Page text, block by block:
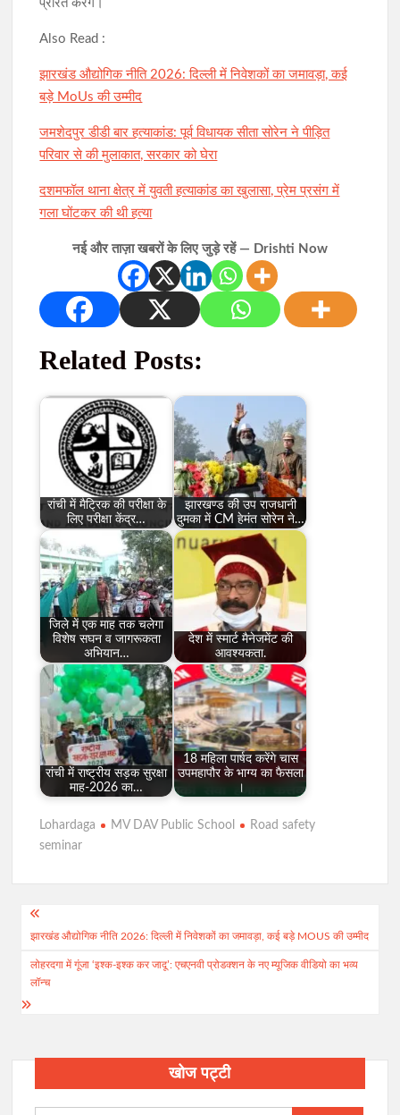
प्रेरित करेंगे।
Also Read :
झारखंड औद्योगिक नीति 2026: दिल्ली में निवेशकों का जमावड़ा, कई
बड़े MoUs की उम्मीद
जमशेदपुर डीडी बार हत्याकांड: पूर्व विधायक सीता सोरेन ने पीड़ित
परिवार से की मुलाकात, सरकार को घेरा
दशमफॉल थाना क्षेत्र में युवती हत्याकांड का खुलासा, प्रेम प्रसंग में
गला घोंटकर की थी हत्या
नई और ताज़ा खबरों के लिए जुड़े रहें — Drishti Now
Related Posts:
रांची में मैट्रिक की परीक्षा के
लिए परीक्षा केंद्र…
झारखण्ड की उप राजधानी
दुमका में CM हेमंत सोरेन ने…
जिले में एक माह तक चलेगा
विशेष सघन व जागरूकता
अभियान…
देश में स्मार्ट मैनेजमेंट की
आवश्यकता.
रांची में राष्ट्रीय सड़क सुरक्षा
माह-2026 का…
18 महिला पार्षद करेंगे चास
उपमहापौर के भाग्य का फैसला
।
Lohardaga MV DAV Public School
Road safety
seminar
Post
navigation
झारखंड औद्योगिक नीति 2026: दिल्ली में निवेशकों का जमावड़ा, कई बड़े MOUS की उम्मीद
लोहरदगा में गूंजा ‘इश्क-इश्क कर जादू’: एचएनवी प्रोडक्शन के नए म्यूजिक वीडियो का भव्य
लॉन्च
खोज पट्टी